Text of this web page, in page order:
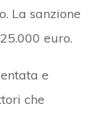
La sanzione
euro.
e
che